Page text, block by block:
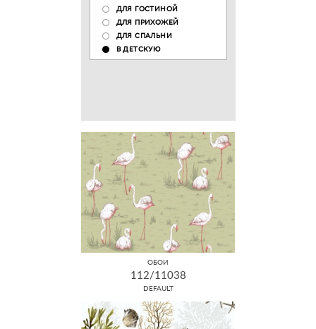
ДЛЯ ГОСТИНОЙ
ДЛЯ ПРИХОЖЕЙ
ДЛЯ СПАЛЬНИ
В ДЕТСКУЮ
ОБОИ
112/11038
DEFAULT